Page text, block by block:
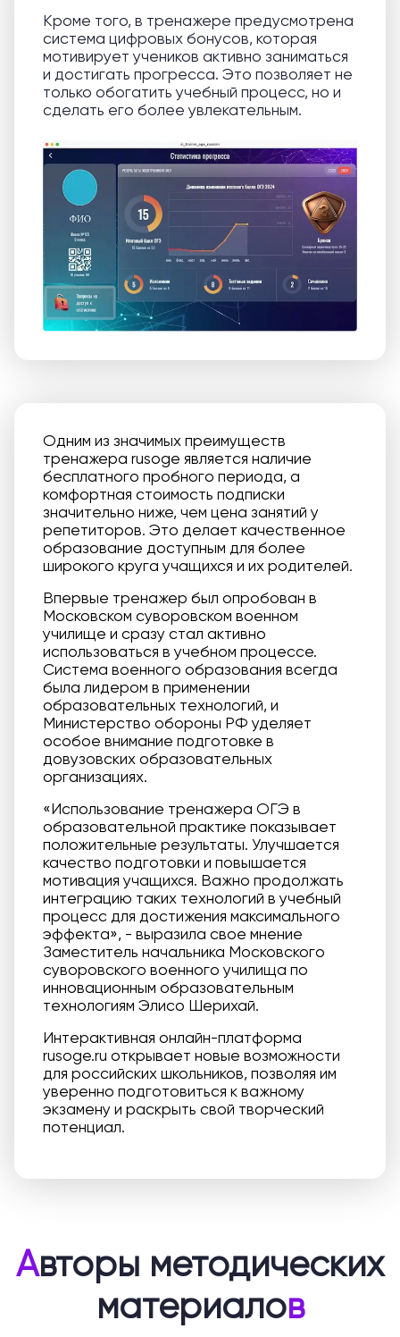
Кроме того, в тренажере предусмотрена
система цифровых бонусов, которая
мотивирует учеников активно заниматься
и достигать прогресса. Это позволяет не
только обогатить учебный процесс, но и
сделать его более увлекательным.
Одним из значимых преимуществ
тренажера rusoge является наличие
бесплатного пробного периода, а
комфортная стоимость подписки
значительно ниже, чем цена занятий у
репетиторов. Это делает качественное
образование доступным для более
широкого круга учащихся и их родителей.
Впервые тренажер был опробован в
Московском суворовском военном
училище и сразу стал активно
использоваться в учебном процессе.
Система военного образования всегда
была лидером в применении
образовательных технологий, и
Министерство обороны РФ уделяет
особое внимание подготовке в
довузовских образовательных
организациях.
«Использование тренажера ОГЭ в
образовательной практике показывает
положительные результаты. Улучшается
качество подготовки и повышается
мотивация учащихся. Важно продолжать
интеграцию таких технологий в учебный
процесс для достижения максимального
эффекта», - выразила свое мнение
Заместитель начальника Московского
суворовского военного училища по
инновационным образовательным
технологиям Элисо Шерихай.
Интерактивная онлайн-платформа
rusoge.ru открывает новые возможности
для российских школьников, позволяя им
уверенно подготовиться к важному
экзамену и раскрыть свой творческий
потенциал.
Авторы методических
материалов